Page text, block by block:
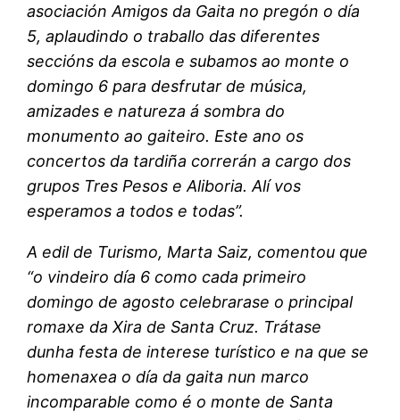
asociación Amigos da Gaita no pregón o día
5, aplaudindo o traballo das diferentes
seccións da escola e subamos ao monte o
domingo 6 para desfrutar de música,
amizades e natureza á sombra do
monumento ao gaiteiro. Este ano os
concertos da tardiña correrán a cargo dos
grupos Tres Pesos e Aliboria. Alí vos
esperamos a todos e todas”.
A edil de Turismo, Marta Saiz, comentou que
“o vindeiro día 6 como cada primeiro
domingo de agosto celebrarase o principal
romaxe da Xira de Santa Cruz. Trátase
dunha festa de interese turístico e na que se
homenaxea o día da gaita nun marco
incomparable como é o monte de Santa